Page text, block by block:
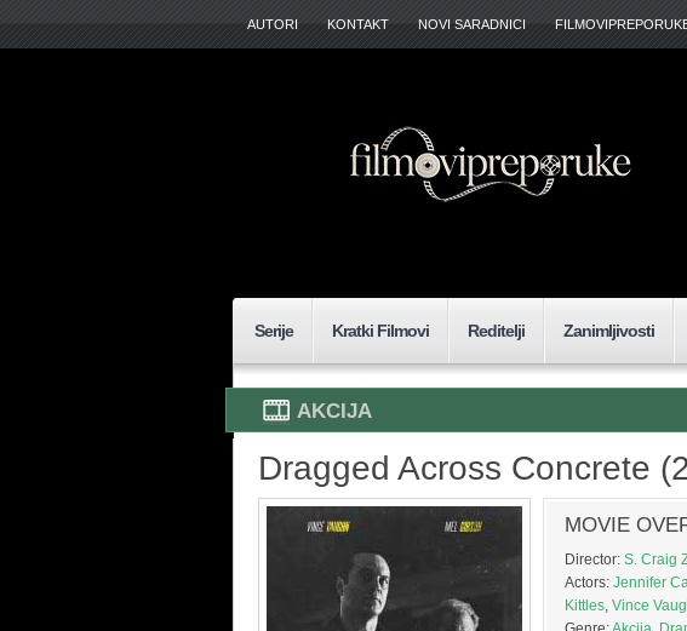
AUTORI KONTAKT NOVI SARADNICI
Serije Kratki Filmovi Reditelji Zanimljivosti
AKCIJA
Dragged Across Concrete
MOVIE
Director: S. Craig
Actors: Jennifer
Kittles Vince